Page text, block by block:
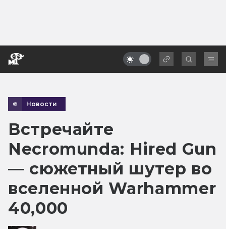
Новости
Встречайте
Necromunda: Hired Gun
— сюжетный шутер во
вселенной Warhammer
40,000